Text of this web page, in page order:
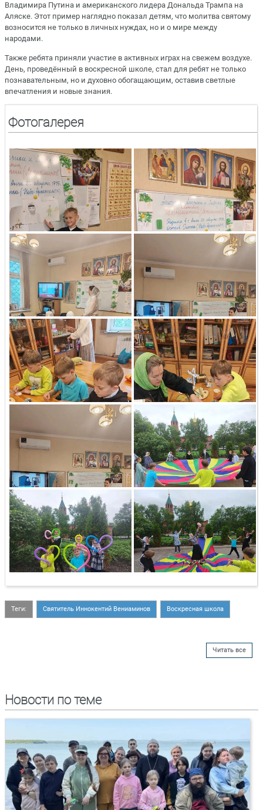
Владимира Путина и американского лидера Дональда Трампа на
Аляске. Этот пример наглядно показал детям, что молитва святому
возносится не только в личных нуждах, но и о мире между
народами.
Также ребята приняли участие в активных играх на свежем воздухе.
День, проведённый в воскресной школе, стал для ребят не только
познавательным, но и духовно обогащающим, оставив светлые
впечатления и новые знания.
Фотогалерея
Теги: Святитель Иннокентий Вениаминов Воскресная школа
Читать все
Новости по теме